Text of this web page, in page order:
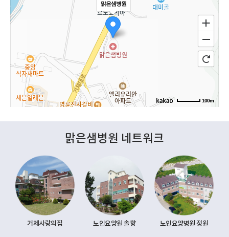
맑은샘병원
100m
맑은샘병원 네트워크
거제사랑의집 노인요양원 솔향 노인요양병원 정원